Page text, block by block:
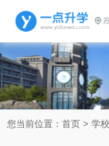
您当前位置： 首页 > 学